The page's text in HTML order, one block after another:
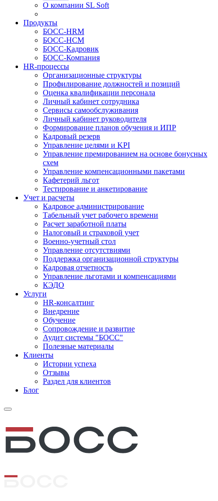
О компании SL Soft
Продукты
БОСС-HRM
БОСС-HCM
БОСС-Кадровик
БОСС-Компания
HR-процессы
Организационные структуры
Профилирование должностей и позиций
Оценка квалификации персонала
Личный кабинет сотрудника
Сервисы самообслуживания
Личный кабинет руководителя
Формирование планов обучения и ИПР
Кадровый резерв
Управление целями и KPI
Управление премированием на основе бонусных
схем
Управление компенсационными пакетами
Кафетерий льгот
Тестирование и анкетирование
Учет и расчеты
Кадровое администрирование
Табельный учет рабочего времени
Расчет заработной платы
Налоговый и страховой учет
Военно-учетный стол
Управление отсутствиями
Поддержка организационной структуры
Кадровая отчетность
Управление льготами и компенсациями
КЭДО
Услуги
HR-консалтинг
Внедрение
Обучение
Сопровождение и развитие
Аудит системы "БОСС"
Полезные материалы
Клиенты
Истории успеха
Отзывы
Раздел для клиентов
Блог